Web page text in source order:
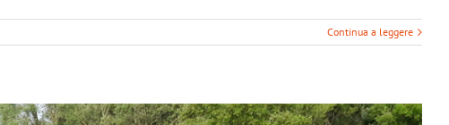
Continua a leggere